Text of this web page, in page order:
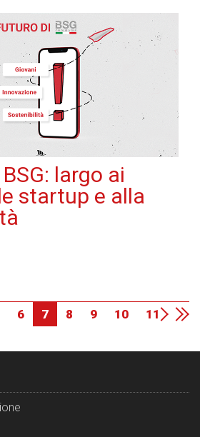
largo ai
startup e alla
6 7 8 9 10 11